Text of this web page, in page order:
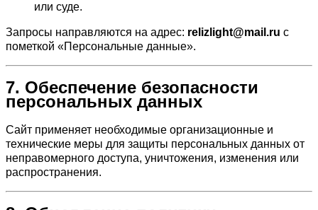
или суде.
Запросы направляются на адрес: relizlight@mail.ru с
пометкой «Персональные данные».
7. Обеспечение безопасности
персональных данных
Сайт применяет необходимые организационные и
технические меры для защиты персональных данных от
неправомерного доступа, уничтожения, изменения или
распространения.